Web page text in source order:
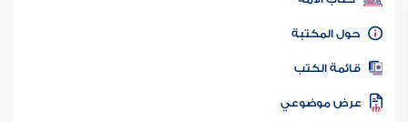
كتاب الأمة
المكتبة
الكتب